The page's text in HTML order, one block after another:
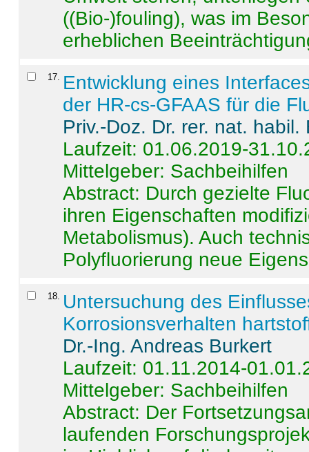
((Bio-)fouling), was im
erheblichen
17
Entwicklung eines
der HR-cs-GFAAS für die
Priv.-Doz. Dr. rer. nat.
Laufzeit: 01.06.2019-
Mittelgeber: Sachbeihilfen
Abstract: Durch gezielte
ihren Eigenschaften
Metabolismus). Auch
Polyfluorierung neue
18
Untersuchung des
Korrosionsverhalten
Dr.-Ing. Andreas Burkert
Laufzeit: 01.11.2014-
Mittelgeber: Sachbeihilfen
Abstract: Der
laufenden